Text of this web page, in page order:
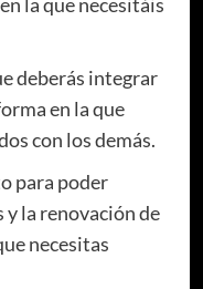
la que necesitáis
deberás integrar
en la que
con los demás.
para poder
la renovación de
necesitas